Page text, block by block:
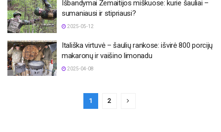
Išbandymai Žemaitijos miškuose: kurie šauliai –
sumaniausi ir stipriausi?
2025-05-12
Itališka virtuvė – šaulių rankose: išvirė 800 porcijų
makaronų ir vaišino limonadu
2025-04-08
1 2